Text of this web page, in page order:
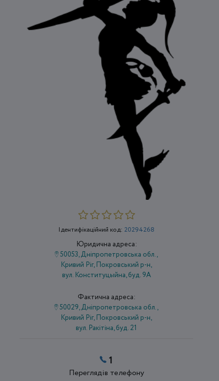
Ідентифікаційний код: 20294268
Юридична адреса:
50053, Дніпропетровська обл.,
Кривий Ріг, Покровський р-н,
вул. Конституцыйна, буд. 9А
Фактична адреса:
50029, Дніпропетровська обл.,
Кривий Ріг, Покровський р-н,
вул. Ракітіна, буд. 21
1
Переглядів телефону